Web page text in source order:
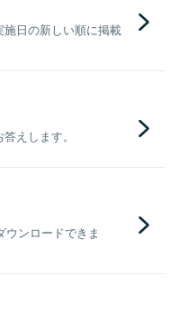
日の新しい順に掲載
えします。
ンロードできま